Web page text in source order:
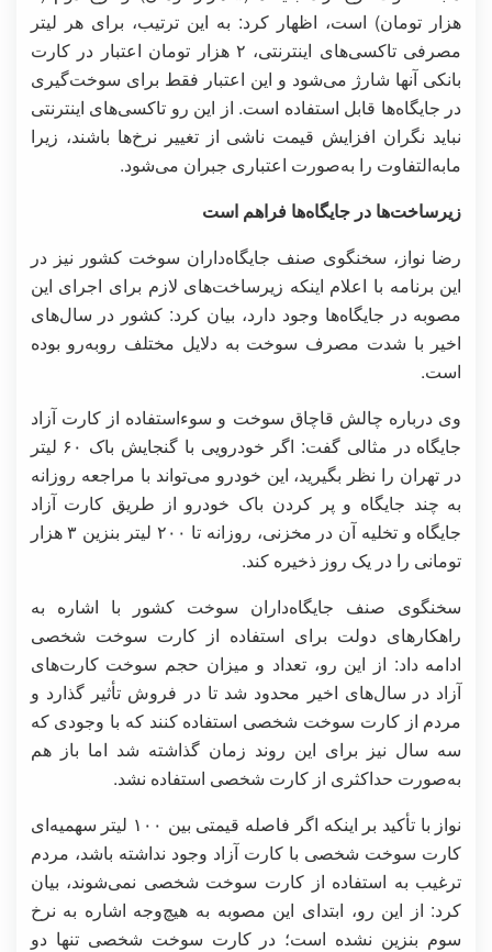
هزار تومان) است، اظهار کرد: به این ترتیب، برای هر لیتر
مصرفی تاکسی‌های اینترنتی، ۲ هزار تومان اعتبار در کارت
بانکی آنها شارژ می‌شود و این اعتبار فقط برای سوخت‌گیری
در جایگاه‌ها قابل استفاده است. از این رو تاکسی‌های اینترنتی
نباید نگران افزایش قیمت ناشی از تغییر نرخ‌ها باشند، زیرا
مابه‌التفاوت را به‌صورت اعتباری جبران می‌شود.
زیرساخت‌ها در جایگاه‌ها فراهم است
رضا نواز، سخنگوی صنف جایگاه‌داران سوخت کشور نیز در
این برنامه با اعلام اینکه زیرساخت‌های لازم برای اجرای این
مصوبه در جایگاه‌ها وجود دارد، بیان کرد: کشور در سال‌های
اخیر با شدت مصرف سوخت به دلایل مختلف روبه‌رو بوده
است.
وی درباره چالش قاچاق سوخت و سوءاستفاده از کارت آزاد
جایگاه در مثالی گفت: اگر خودرویی با گنجایش باک ۶۰ لیتر
در تهران را نظر بگیرید، این خودرو می‌تواند با مراجعه روزانه
به چند جایگاه و پر کردن باک خودرو از طریق کارت آزاد
جایگاه و تخلیه آن در مخزنی، روزانه تا ۲۰۰ لیتر بنزین ۳ هزار
تومانی را در یک روز ذخیره کند.
سخنگوی صنف جایگاه‌داران سوخت کشور با اشاره به
راهکارهای دولت برای استفاده از کارت سوخت شخصی
ادامه داد: از این رو، تعداد و میزان حجم سوخت کارت‌های
آزاد در سال‌های اخیر محدود شد تا در فروش تأثیر گذارد و
مردم از کارت سوخت شخصی استفاده کنند که با وجودی که
سه سال نیز برای این روند زمان گذاشته شد اما باز هم
به‌صورت حداکثری از کارت شخصی استفاده نشد.
نواز با تأکید بر اینکه اگر فاصله قیمتی بین ۱۰۰ لیتر سهمیه‌ای
کارت سوخت شخصی با کارت آزاد وجود نداشته باشد، مردم
ترغیب به استفاده از کارت سوخت شخصی نمی‌شوند، بیان
کرد: از این رو، ابتدای این مصوبه به هیچ‌وجه اشاره به نرخ
سوم بنزین نشده است؛ در کارت سوخت شخصی تنها دو